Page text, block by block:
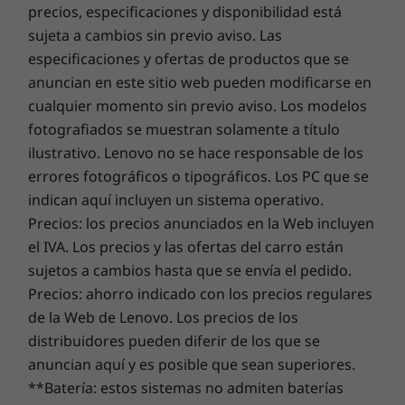
Intel®
Core™ de 13.a generación, sino que su
rendimiento térmico ha sido mejorado para
que todo funcione a la perfección. Este portátil
también cuenta con memoria ultrarrápida y
almacenamiento en disco de estado sólido
más que suficiente para satisfacer tus
necesidades, allá donde te lleve la vida.
Lector de tarjetas micro-SD
Las velocidades de transferencia del puerto USB son aproximadas y dependen de
muchos factores, como la capacidad de procesamiento de los dispositivos host y
periféricos, los atributos de los archivos, la configuración del ordenador y los
entornos operativos. Las velocidades reales variarán y podrán ser menores de lo
esperado.
Certificaciones/registros
ENERGY STAR® 8.0
EPEAT® Silver si procede*
Visita WWW.EPEAT.NET para ver el estado del registro por país.
Contenido de la caja
IdeaPad Slim 5i [40,64 cm (16″), Intel]
Adaptador de alimentación de 65 W o 100 W
Guía de inicio rápido
PC robado a tus órdenes. AñadeLenovo Smart
Performancey prepárate para un emocionante
aumento en el rendimiento diario de tu PC. Disfruta de
una experiencia online fluida y fortalece tus defensas.
Este es el futuro de la excelencia y la seguridad del PC
para tu nuevo dispositivo Lenovo.
Actualiza la garantía de tu portátil
En Lenovo, todos los portátiles vienen con una garantía
de la batería de un año, independientemente de la
garantía de tu ordenador. Pero aquí está el verdadero
cambio revolucionario: ofrecemos unaSealed Battery
Warranty de tres añosen algunos PC. Disfruta de tres
años de batería con una autonomía sin problemas al
comprar esta actualización con tu dispositivo o durante
el período de garantía de la batería original de un año
(si tu batería está en buen estado). Y lo que es mejor,
precios, especificaciones y disponibilidad está
sujeta a cambios sin previo aviso. Las
especificaciones y ofertas de productos que se
anuncian en este sitio web pueden modificarse en
cualquier momento sin previo aviso. Los modelos
fotografiados se muestran solamente a título
ilustrativo. Lenovo no se hace responsable de los
errores fotográficos o tipográficos. Los PC que se
indican aquí incluyen un sistema operativo.
Precios: los precios anunciados en la Web incluyen
el IVA. Los precios y las ofertas del carro están
sujetos a cambios hasta que se envía el pedido.
Precios: ahorro indicado con los precios regulares
de la Web de Lenovo. Los precios de los
distribuidores pueden diferir de los que se
anuncian aquí y es posible que sean superiores.
**Batería: estos sistemas no admiten baterías